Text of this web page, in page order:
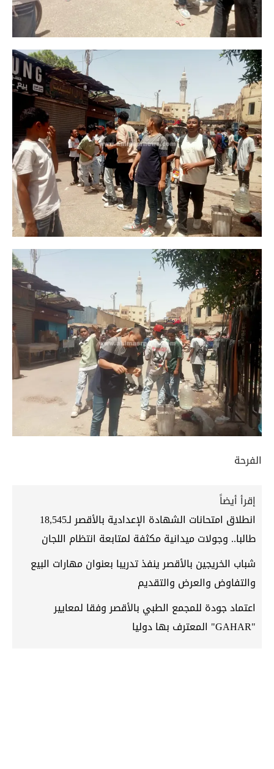
الفرحة
إقرأ أيضاً
انطلاق امتحانات الشهادة الإعدادية بالأقصر لـ18,545
طالبا.. وجولات ميدانية مكثفة لمتابعة انتظام اللجان
شباب الخريجين بالأقصر ينفذ تدريبا بعنوان مهارات البيع
والتفاوض والعرض والتقديم
اعتماد جودة للمجمع الطبي بالأقصر وفقا لمعايير
"GAHAR" المعترف بها دوليا